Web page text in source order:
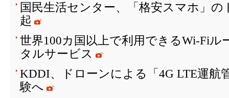
国民生活センター、「格安スマホ」
起
世界100カ国以上で利用できるWi-Fiル
タルサービス
KDDI、ドローンによる「4G LTE運航
験へ